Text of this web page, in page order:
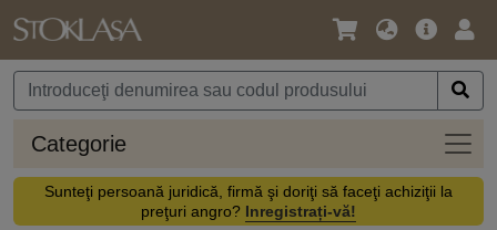
Limbă
Monedă
Meniul
Categorie
Sunteţi persoană juridică, firmă şi doriţi să faceţi achiziţii la
preţuri angro? Inregistrați-vă!